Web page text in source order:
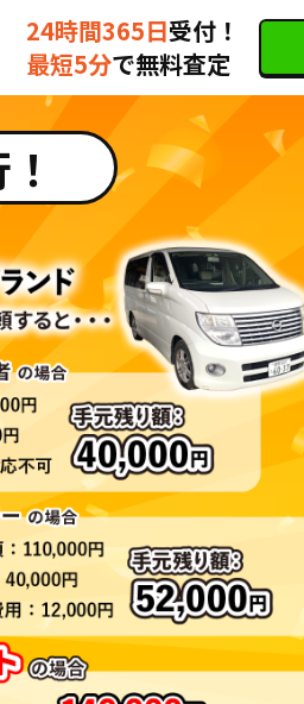
24時間365日受付！
最短5分で無料査定